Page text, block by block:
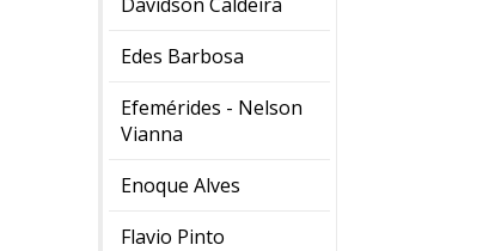
Edes Barbosa
Efemérides - Nelson
Vianna
Enoque Alves
Flavio Pinto